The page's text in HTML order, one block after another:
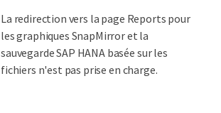
La redirection vers la page Reports pour
les graphiques SnapMirror et la
sauvegarde SAP HANA basée sur les
fichiers n'est pas prise en charge.